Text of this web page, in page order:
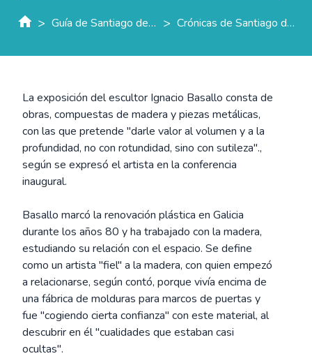
> Guía de Santiago de Compostela > Crónicas de Santiago de Compostela
La exposición del escultor Ignacio Basallo consta de
obras, compuestas de madera y piezas metálicas,
con las que pretende "darle valor al volumen y a la
profundidad, no con rotundidad, sino con sutileza".,
según se expresó el artista en la conferencia
inaugural.
Basallo marcó la renovación plástica en Galicia
durante los años 80 y ha trabajado con la madera,
estudiando su relación con el espacio. Se define
como un artista "fiel" a la madera, con quien empezó
a relacionarse, según contó, porque vivía encima de
una fábrica de molduras para marcos de puertas y
fue "cogiendo cierta confianza" con este material, al
descubrir en él "cualidades que estaban casi
ocultas".